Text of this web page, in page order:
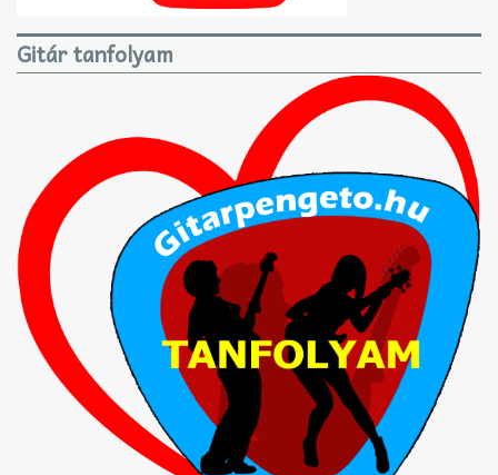
Gitár tanfolyam